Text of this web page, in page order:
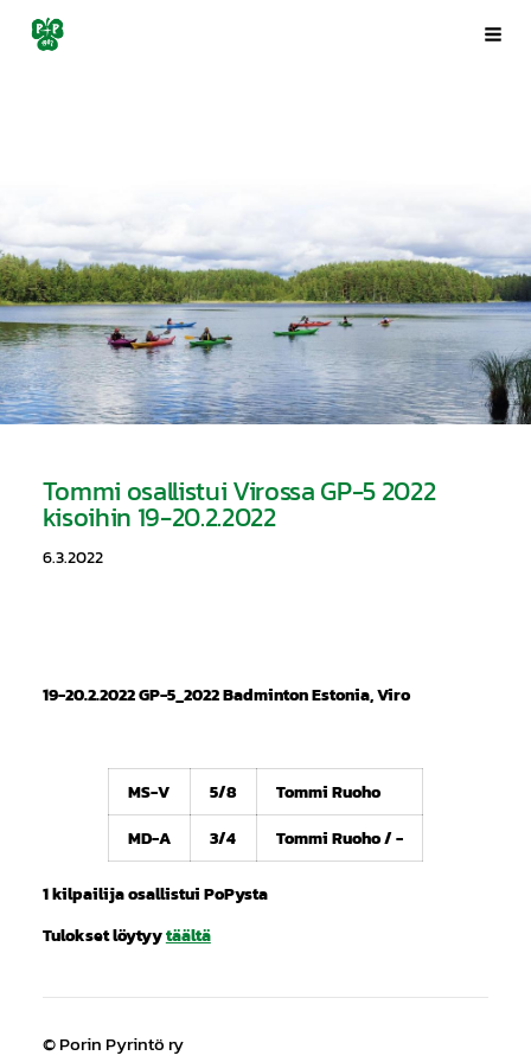
Siirry
sivun
Porin Pyrintö ry
Tommi osallistui Virossa GP-5 2022
kisoihin 19-20.2.2022
6.3.2022
19-20.2.2022 GP-5_2022 Badminton Estonia, Viro
MS-V 5/8
Tommi Ruoho
MD-A
3/4 Tommi Ruoho / -
1 kilpailija osallistui PoPysta
Tulokset löytyytäältä
©Porin Pyrintö ry